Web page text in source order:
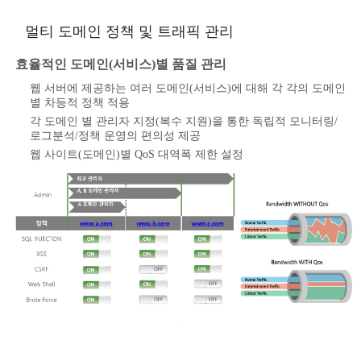
멀티 도메인 정책 및 트래픽 관리
효율적인 도메인(서비스)별 품질 관리
웹 서버에 제공하는 여러 도메인(서비스)에 대해 각 각의 도메인
별 차등적 정책 적용
각 도메인 별 관리자 지정(복수 지원)을 통한 독립적 모니터링/
로그분석/정책 운영의 편의성 제공
웹 사이트(도메인)별 QoS 대역폭 제한 설정